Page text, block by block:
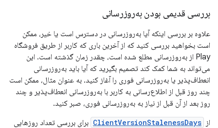
بررسی قدیمی بودن به‌روزرسانی
علاوه بر بررسی اینکه آیا به‌روزرسانی در دسترس است یا خیر، ممکن
است بخواهید بررسی کنید که از آخرین باری که کاربر از طریق فروشگاه
Play از به‌روزرسانی مطلع شده است، چقدر زمان گذشته است. این
می‌تواند به شما کمک کند تصمیم بگیرید که آیا باید به‌روزرسانی
انعطاف‌پذیر یا به‌روزرسانی فوری را آغاز کنید. به عنوان مثال، ممکن است
چند روز قبل از اطلاع‌رسانی به کاربر با به‌روزرسانی انعطاف‌پذیر و چند
روز بعد از آن قبل از نیاز به به‌روزرسانی فوری، صبر کنید.
از ClientVersionStalenessDays برای بررسی تعداد روزهایی